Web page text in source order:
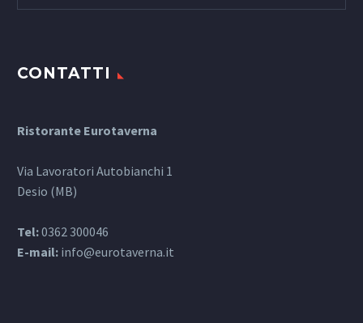
CONTATTI
Ristorante Eurotaverna
Via Lavoratori Autobianchi 1
Desio (MB)
Tel:0362 300046
E-mail: info@eurotaverna.it